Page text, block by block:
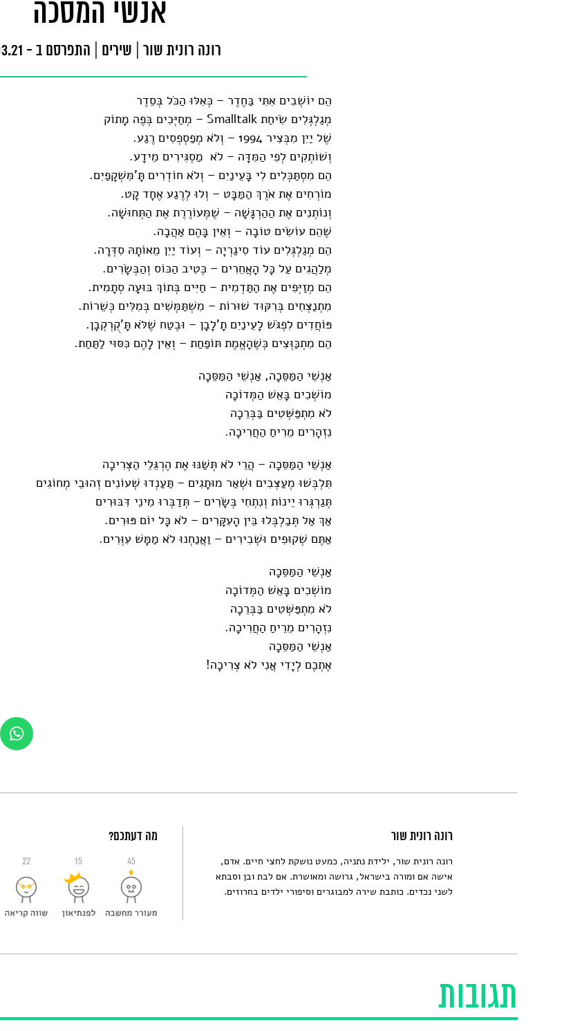
אנשי המסכה
רונה רונית שור שירים התפרסם ב - 01.03.21
הֵם יוֹשְׁבִים אִתִּי בַּחֶדֶר – כְּאִלּוּ הַכֹּל בְּסֵדֶר
מְגַלְגְּלִים שִׂיחַת Smalltalk – מְחַיְּכִים בְּפֶה מָתוֹק
שֶׁל יַיִן מִבְּצִיר 1994 – וְלֹא מְפַסְפְסִים רֶגַע.
וְשׁוֹתְקִים לְפִי הַמִּדָּה – לֹא מַסְגִּירִים מֵידָע.
הֵם מִסְתַּכְּלִים לִי בָּעֵינַיִם – וְלֹא חוֹדְרִים תָּ'מִּשְׁקָפַיִם.
מוֹרְחִים אֶת אֹרֶךְ הַמַּבָּט – וְלוּ לְרֶגַע אֶחָד קָט.
וְנוֹתְנִים אֶת הַהַרְגָּשָׁה – שֶׁמְּעוֹרֶרֶת אֶת הַתְּחוּשָׁה.
שֶׁהֵם עוֹשִׂים טוֹבָה – וְאֵין בָּהֶם אַהֲבָה.
הֵם מְגַלְגְּלִים עוֹד סִיגַרְיָה – וְעוֹד יַיִן מֵאוֹתָהּ סִדְּרָה.
מְלַהֲגִים עַל כָּל הָאֲחֵרִים – כְּטִיב הַכּוֹס וְהַבְּשָׂרִים.
הֵם מְזַיְּפִים אֶת הַתַּדְמִית – חַיִּים בְּתוֹךְ בּוּעָה סְתָמִית.
מִתְנַצְּחִים בְּרִקּוּד שׁוּרוֹת – מִשְׁתַּמְּשִׁים בְּמִלִּים כְּשֵׁרוֹת.
פּוֹחֲדִים לִפְגֹּשׁ לָעֵינַיִם תָ'לָבָן – וּבֶטַח שֶׁלֹּא תָּ'קֻרְקְבָן.
הֵם מִתְכַּוְּצִים כְּשֶׁהָאֱמֶת תּוֹפַחַת – וְאֵין לָהֶם כִּסּוּי לַתַּחַת.
אַנְשֵׁי הַמַּסֵּכָה, אַנְשֵׁי הַמַּסֵּכָה
מוֹשְׁכִים בָּאֵשׁ הַמְּדוֹכָה
לֹא מִתְפַּשְּׁטִים בַּבְּרֵכָה
נִזְהָרִים מֵרִיחַ הַחֲרִיכָה.
אַנְשֵׁי הַמַּסֵּכָה – הֲרֵי לֹא תְּשַׁנּוּ אֶת הֶרְגֵּלֵי הַצְּרִיכָה
תִּלְבְּשׁוּ מְעַצְּבִים וּשְׁאַר מוּתָגִים – תַּעַנְדוּ שְׁעוֹנִים זְהוּבֵי מְחוֹגִים
תְּגַרְגְּרוּ יֵינוֹת וְנִתְחִי בְּשָׂרִים – תְּדַבְּרוּ מִינֵי דִּבּוּרִים
אַךְ אַל תְּבַלְבְּלוּ בֵּין הָעִקָּרִים – לֹא כָּל יוֹם פּוּרִים.
אַתֶּם שְׁקוּפִים וּשְׁבִירִים – וַאֲנַחְנוּ לֹא מַמָּשׁ עִוְּרִים.
אַנְשֵׁי הַמַּסֵּכָה
מוֹשְׁכִים בָּאֵשׁ הַמְּדוֹכָה
לֹא מִתְפַּשְּׁטִים בַּבְּרֵכָה
נִזְהָרִים מֵרֵיחַ הַחֲרִיכָה.
אַנְשֵׁי הַמַּסֵּכָה
אֶתְכֶם לְיָדִי אֲנִי לֹא צְרִיכָה!
רונה רונית שור
רונה רונית שור, ילידת נתניה, כמעט נושקת לחצי חיים. אדם,
אישה אם ומורה בישראל, גרושה ומאושרת. אם לבת ובן וסבתא
לשני נכדים. כותבת שירה למבוגרים וסיפורי ילדים בחרוזים.
מה דעתכם?
22 15 45
תגובות